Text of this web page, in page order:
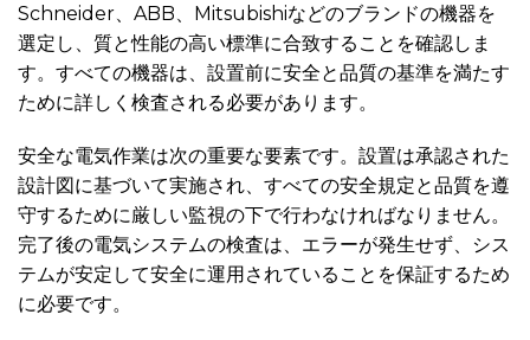
Schneider、ABB、Mitsubishiなどのブランドの機器を
選定し、質と性能の高い標準に合致することを確認しま
す。すべての機器は、設置前に安全と品質の基準を満たす
ために詳しく検査される必要があります。
安全な電気作業は次の重要な要素です。設置は承認された
設計図に基づいて実施され、すべての安全規定と品質を遵
守するために厳しい監視の下で行わなければなりません。
完了後の電気システムの検査は、エラーが発生せず、シス
テムが安定して安全に運用されていることを保証するため
に必要です。